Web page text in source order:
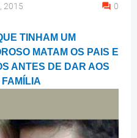
2015 0
TINHAM UM
MATAM OS PAIS E
ANTES DE DAR AOS